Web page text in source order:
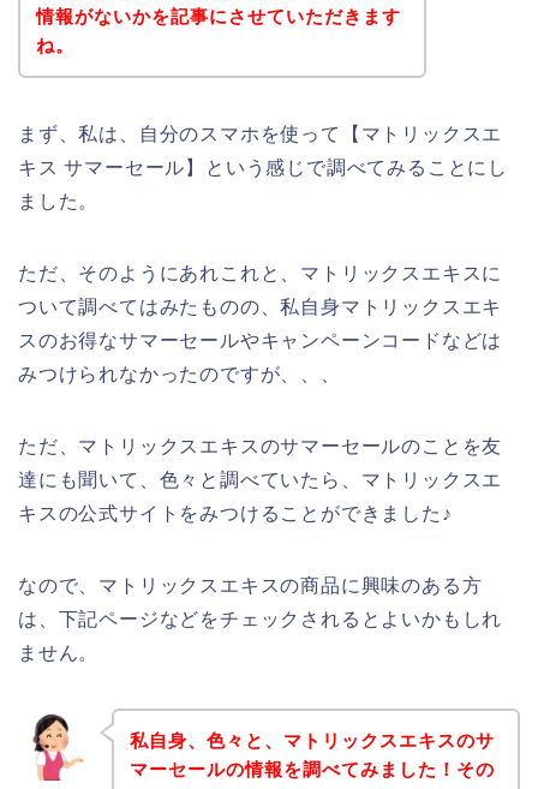
情報がないかを記事にさせていただきます
ね。
まず、私は、自分のスマホを使って【マトリックスエ
キス サマーセール】という感じで調べてみることにし
ました。
ただ、そのようにあれこれと、マトリックスエキスに
ついて調べてはみたものの、私自身マトリックスエキ
スのお得なサマーセールやキャンペーンコードなどは
みつけられなかったのですが、、、
ただ、マトリックスエキスのサマーセールのことを友
達にも聞いて、色々と調べていたら、マトリックスエ
キスの公式サイトをみつけることができました♪
なので、マトリックスエキスの商品に興味のある方
は、下記ページなどをチェックされるとよいかもしれ
ません。
私自身、色々と、マトリックスエキスのサ
マーセールの情報を調べてみました！その